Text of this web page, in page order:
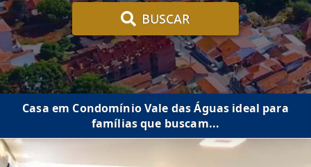
BUSCAR
Casa em Condomínio Vale das Águas ideal para
famílias que buscam...